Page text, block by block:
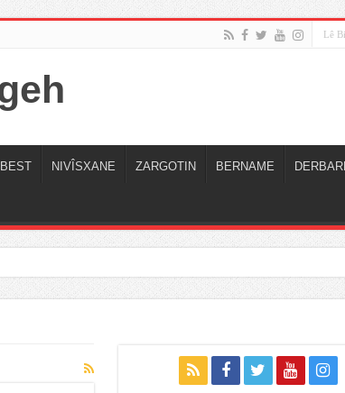
NIVÎSXANE ZARGOTIN BERNAME